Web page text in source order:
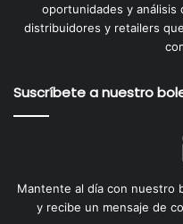
oportunidades y análisis
distribuidores y retailers
Suscríbete a nuestro
Mantente al día con nuestro
y recibe un mensaje de